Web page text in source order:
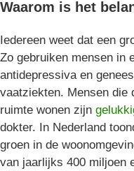
Waarom is het
Iedereen weet dat een
Zo gebruiken mensen in
antidepressiva en
vaatziekten. Mensen die
ruimte wonen zijn
dokter. In Nederland
groen in de
van jaarlijks 400 miljoen